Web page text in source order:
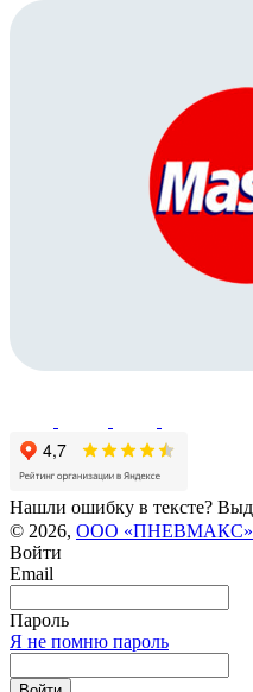
Нашли ошибку в тексте?
© 2026, ООО «ПНЕВМАКС»
Войти
Email
Пароль
Я не помню пароль